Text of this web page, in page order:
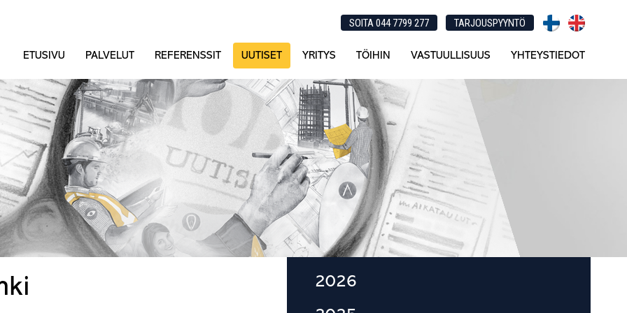
SOITA 044 7799 277 TARJOUSPYYNTÖ
ETUSIVU PALVELUT REFERENSSIT UUTISET YRITYS TÖIHIN VASTUULLISUUS YHTEYSTIEDOT
Ensisijainen
2026